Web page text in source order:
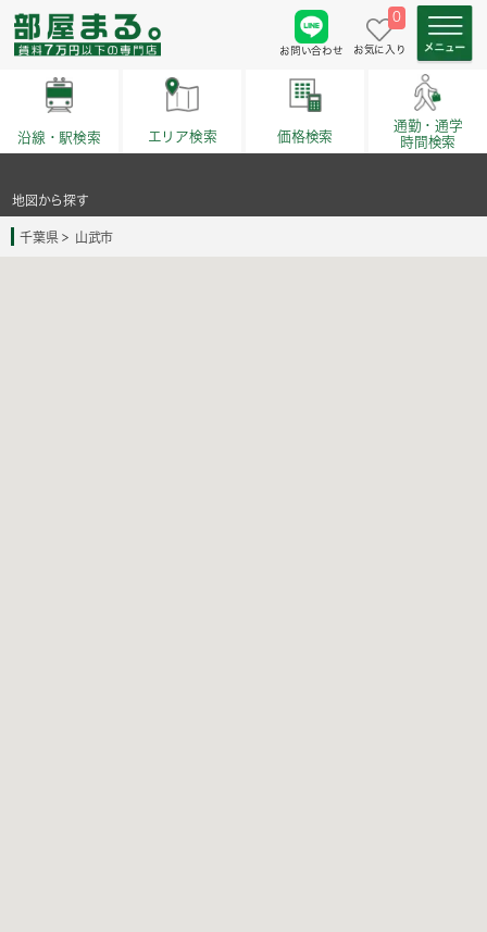
お問い合わせ
0
お気に入り
沿線・駅検索 エリア検索 価格検索
通勤・通学
時間検索
地図から探す
千葉県 山武市